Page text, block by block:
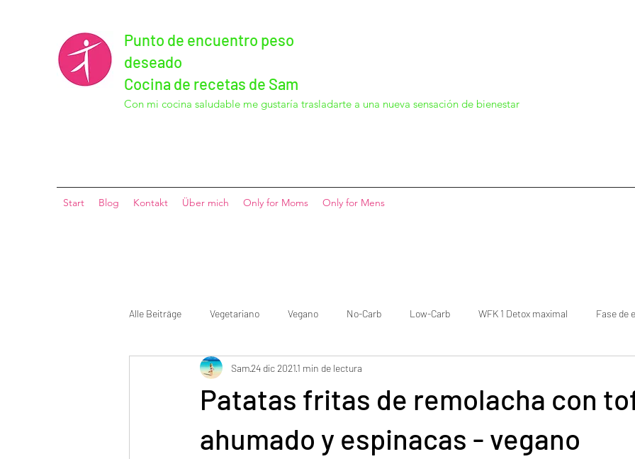
Punto de encuentro peso
deseado
Cocina de recetas de Sam
Con mi cocina saludable me gustaría trasladarte a una nueva sensación de bienestar
Start Blog Kontakt Über mich Only for Moms Only for Mens
Alle Beiträge Vegetariano Vegano No-Carb Low-Carb WFK 1 Detox maximal Fase de
WFK 2 Detox maximal vegano Pan y pastelería
Patatas fritas de remolacha con
ahumado y espinacas - vegano
Sam24 dic 20211 min de lectura